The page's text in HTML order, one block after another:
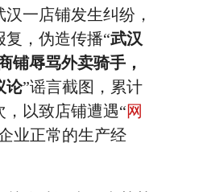
一店铺发生纠纷，
复，伪造传播“武汉
铺辱骂外卖骑手，
论”谣言截图，累计
，以致店铺遭遇“网
业正常的生产经